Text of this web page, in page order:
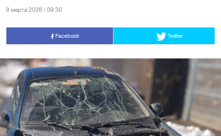
9 марта 2026 | 09:30
Facebook Twitter